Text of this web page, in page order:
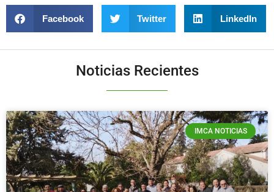
Facebook Twitter LinkedIn
Noticias Recientes
IMCA NOTICIAS